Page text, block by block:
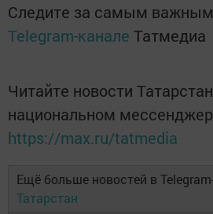
Следите за самым
Telegram-канале Татмедиа
Читайте новости
национальном
https://max.ru/tatmedia
Ещё больше новостей в
Татарстан